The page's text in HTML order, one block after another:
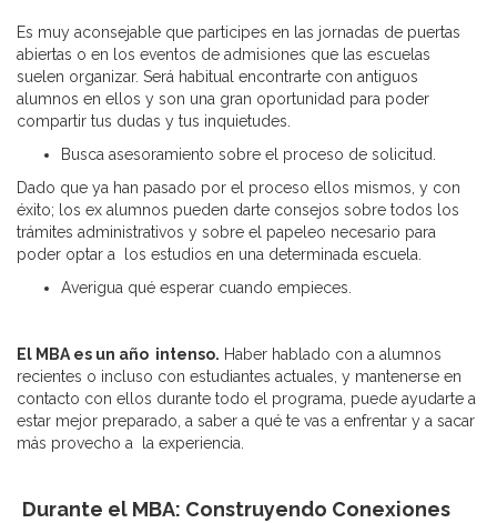
Es muy aconsejable que participes en las jornadas de puertas
abiertas o en los eventos de admisiones que las escuelas
suelen organizar. Será habitual encontrarte con antiguos
alumnos en ellos y son una gran oportunidad para poder
compartir tus dudas y tus inquietudes.
Busca asesoramiento sobre el proceso de solicitud.
Dado que ya han pasado por el proceso ellos mismos, y con
éxito; los ex alumnos pueden darte consejos sobre todos los
trámites administrativos y sobre el papeleo necesario para
poder optar a los estudios en una determinada escuela.
Averigua qué esperar cuando empieces.
El MBA es un año intenso. Haber hablado con a alumnos
recientes o incluso con estudiantes actuales, y mantenerse en
contacto con ellos durante todo el programa, puede ayudarte a
estar mejor preparado, a saber a qué te vas a enfrentar y a sacar
más provecho a la experiencia.
Durante el MBA: Construyendo Conexiones